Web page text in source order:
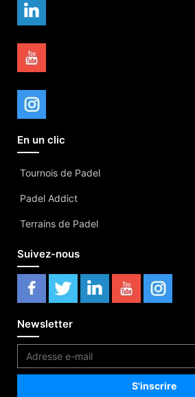
En un clic
Tournois de Padel
Padel Addict
Terrains de Padel
Suivez-nous
Newsletter